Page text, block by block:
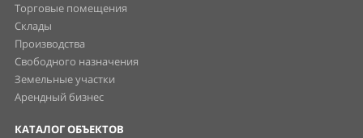
Торговые помещения
Склады
Производства
Свободного назначения
Земельные участки
Арендный бизнес
КАТАЛОГ ОБЪЕКТОВ